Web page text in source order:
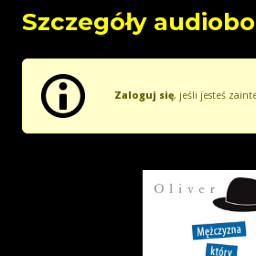
Szczegóły
Zaloguj się, jeśli jesteś